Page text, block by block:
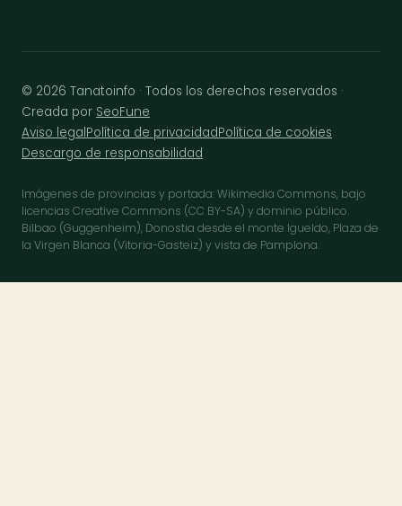
© 2026 Tanatoinfo · Todos los derechos reservados ·
Creada por SeoFune
Aviso legalPolítica de privacidadPolítica de cookies
Descargo de responsabilidad
Imágenes de provincias y portada: Wikimedia Commons, bajo
licencias Creative Commons (CC BY-SA) y dominio público.
Bilbao (Guggenheim), Donostia desde el monte Igueldo, Plaza de
la Virgen Blanca (Vitoria-Gasteiz) y vista de Pamplona.